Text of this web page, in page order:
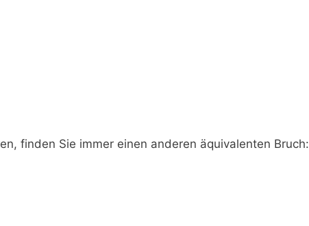
finden Sie immer einen anderen äquivalenten Bruch: